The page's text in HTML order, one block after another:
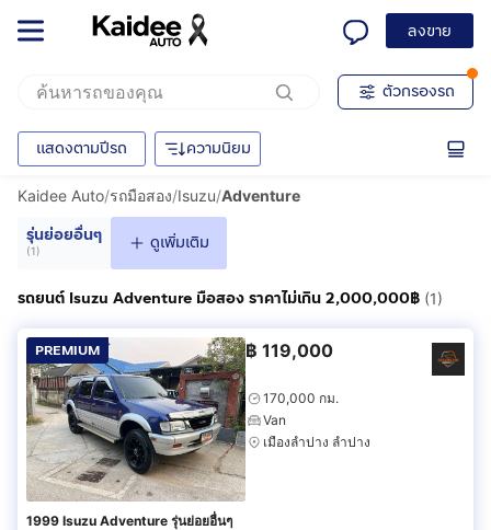
ลงขาย
ตัวกรองรถ
แสดงตามปีรถ ความนิยม
Kaidee Auto/รถมือสอง/Isuzu/Adventure
รุ่นย่อยอื่นๆ
(1) ดูเพิ่มเติม
รถยนต์ Isuzu Adventure มือสอง ราคาไม่เกิน 2,000,000฿ (1)
PREMIUM ฿ 119,000
170,000 กม.
Van
เมืองลำปาง ลำปาง
1999 Isuzu Adventure รุ่นย่อยอื่นๆ